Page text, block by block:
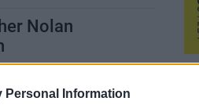
Personal Information
Nolan
rapper is szerepet kap